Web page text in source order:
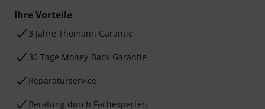
Ihre Vorteile
3 Jahre Thomann Garantie
30 Tage Money-Back-Garantie
Reparaturservice
Beratung durch Fachexperten